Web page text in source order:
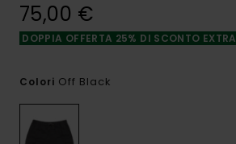
75,00 €
DOPPIA OFFERTA 25% DI SCONTO EXTRA
Colori Off Black